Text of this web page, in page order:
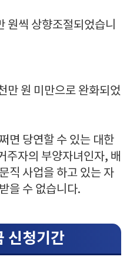
원씩 상향조절되었습니
원 미만으로 완화되었
면 당연할 수 있는 대한
주자의 부양자녀인자, 배
직 사업을 하고 있는 자
을 수 없습니다.
신청기간